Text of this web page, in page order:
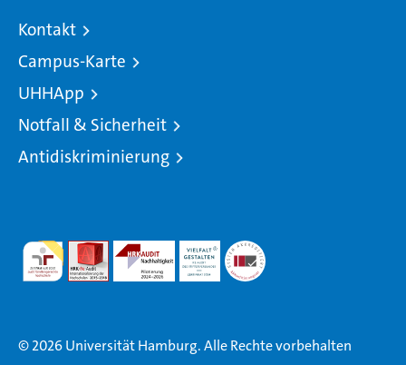
Kontakt
Campus-Karte
UHHApp
Notfall & Sicherheit
Antidiskriminierung
© 2026 Universität Hamburg. Alle Rechte vorbehalten